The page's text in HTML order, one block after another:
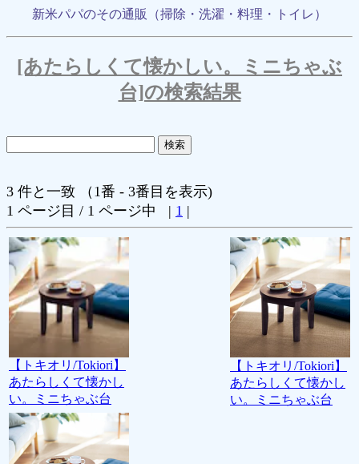
新米パパのその通販（掃除・洗濯・料理・トイレ）
[あたらしくて懐かしい。ミニちゃぶ
台]の検索結果
3 件と一致 （1番 - 3番目を表示)
1 ページ目 / 1 ページ中 | 1 |
【トキオリ/Tokiori】
あたらしくて懐かし
い。ミニちゃぶ台
【トキオリ/Tokiori】
あたらしくて懐かし
い。ミニちゃぶ台